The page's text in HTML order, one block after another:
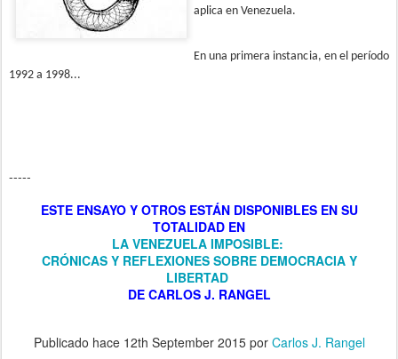
aplica en Venezuela.
En una primera instancia, en el período
1992 a 1998...
-----
ESTE ENSAYO Y OTROS ESTÁN DISPONIBLES EN SU
TOTALIDAD EN
LA VENEZUELA IMPOSIBLE:
CRÓNICAS Y REFLEXIONES SOBRE DEMOCRACIA Y
LIBERTAD
DE CARLOS J. RANGEL
Publicado hace 12th September 2015por Carlos J. Rangel